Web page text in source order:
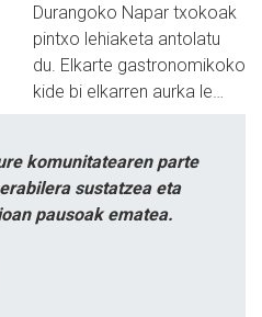
Durangoko Napar txokoak
pintxo lehiaketa antolatu
du. Elkarte gastronomikoko
kide bi elkarren aurka le…
komunitatearen parte
sustatzea eta
pausoak ematea.